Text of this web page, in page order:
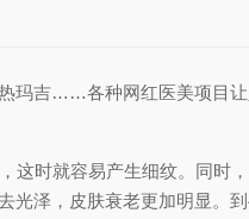
玛吉……各种网红医美项目
时就容易产生细纹。同时
泽，皮肤衰老更加明显。